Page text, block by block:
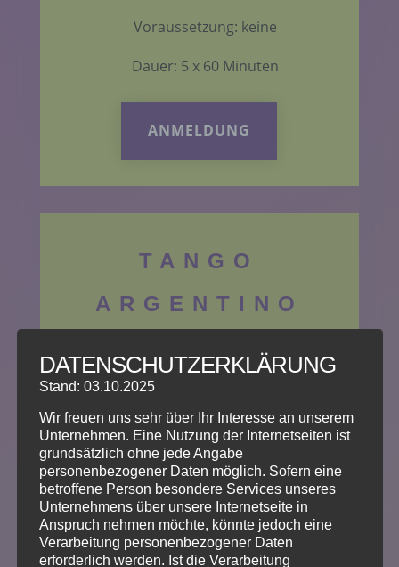
Voraussetzung: keine
Dauer: 5 x 60 Minuten
ANMELDUNG
TANGO
ARGENTINO
€70/Person
Starttermin :
Herbst 2025
DATENSCHUTZERKLÄRUNG
Stand: 03.10.2025
Wir freuen uns sehr über Ihr Interesse an unserem
Unternehmen. Eine Nutzung der Internetseiten ist
grundsätzlich ohne jede Angabe
personenbezogener Daten möglich. Sofern eine
betroffene Person besondere Services unseres
Unternehmens über unsere Internetseite in
Anspruch nehmen möchte, könnte jedoch eine
Verarbeitung personenbezogener Daten
erforderlich werden. Ist die Verarbeitung